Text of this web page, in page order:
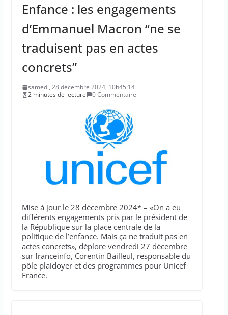
Enfance : les engagements
d’Emmanuel Macron “ne se
traduisent pas en actes
concrets”
samedi, 28 décembre 2024, 10h45:14
2 minutes de lecture
0 Commentaire
Mise à jour le 28 décembre 2024* – «On a eu
différents engagements pris par le président de
la République sur la place centrale de la
politique de l’enfance. Mais ça ne traduit pas en
actes concrets», déplore vendredi 27 décembre
sur franceinfo, Corentin Bailleul, responsable du
pôle plaidoyer et des programmes pour Unicef
France.